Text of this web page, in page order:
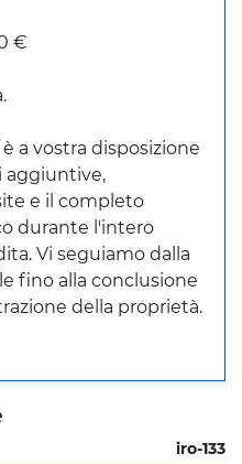
€
a vostra disposizione
aggiuntive,
e il completo
durante l'intero
Vi seguiamo dalla
fino alla conclusione
della proprietà.
iro-133